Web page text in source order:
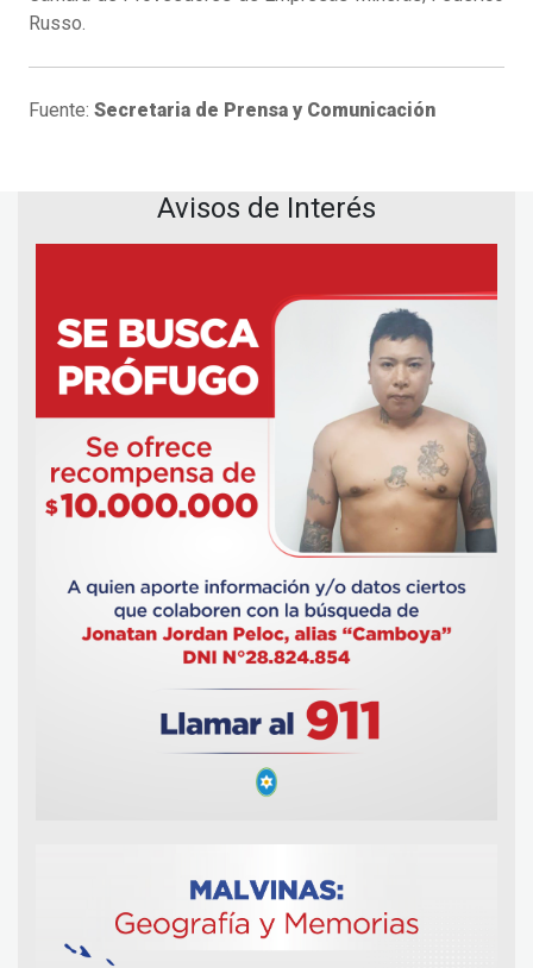
Russo.
Fuente: Secretaria de Prensa y Comunicación
Avisos de Interés